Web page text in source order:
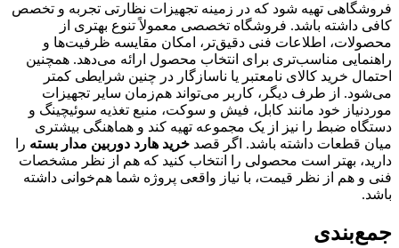
فروشگاهی تهیه شود که در زمینه تجهیزات نظارتی تجربه و تخصص
کافی داشته باشد. فروشگاه تخصصی معمولاً تنوع بهتری از
محصولات، اطلاعات فنی دقیق‌تر، امکان مقایسه ظرفیت‌ها و
راهنمایی مناسب‌تری برای انتخاب محصول ارائه می‌دهد. همچنین
احتمال خرید کالای نامعتبر یا ناسازگار در چنین شرایطی کمتر
می‌شود. از طرف دیگر، کاربر می‌تواند هم‌زمان سایر تجهیزات
موردنیاز خود مانند کابل، فیش و سوکت، منبع تغذیه سوئیچینگ و
دستگاه ضبط را نیز از یک مجموعه تهیه کند و هماهنگی بیشتری
میان قطعات داشته باشد. اگر قصد خرید هارد دوربین مدار بسته را
دارید، بهتر است محصولی را انتخاب کنید که هم از نظر مشخصات
فنی و هم از نظر قیمت، با نیاز واقعی پروژه شما هم‌خوانی داشته
باشد.
جمع‌بندی